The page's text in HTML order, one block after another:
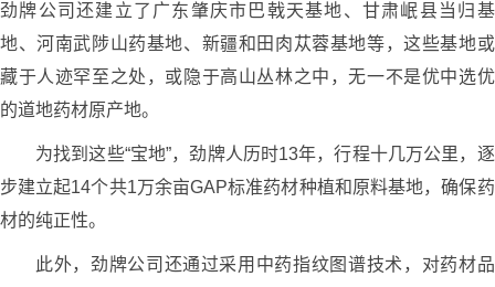
劲牌公司还建立了广东肇庆市巴戟天基地、甘肃岷县当归基
地、河南武陟山药基地、新疆和田肉苁蓉基地等，这些基地或
藏于人迹罕至之处，或隐于高山丛林之中，无一不是优中选优
的道地药材原产地。
为找到这些“宝地”，劲牌人历时13年，行程十几万公里，逐
步建立起14个共1万余亩GAP标准药材种植和原料基地，确保药
材的纯正性。
此外，劲牌公司还通过采用中药指纹图谱技术，对药材品